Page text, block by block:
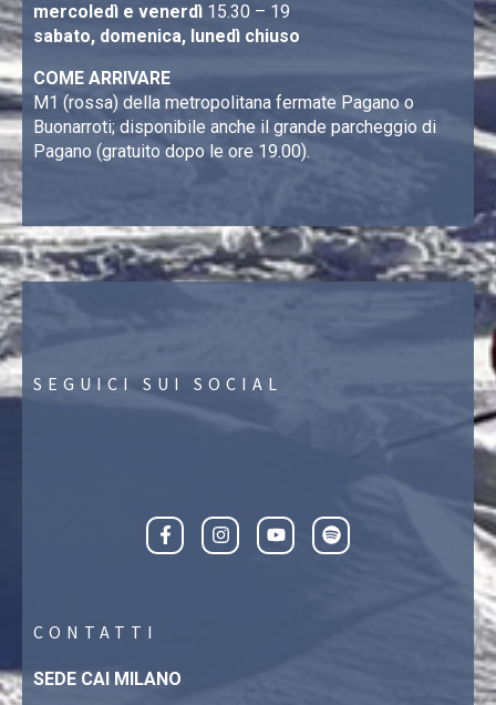
mercoledì e venerdì 15.30 – 19
sabato, domenica, lunedì chiuso
COME ARRIVARE
M1 (rossa) della metropolitana fermate Pagano o
Buonarroti; disponibile anche il grande parcheggio di
Pagano (gratuito dopo le ore 19.00).
SEGUICI SUI SOCIAL
CONTATTI
SEDE CAI MILANO